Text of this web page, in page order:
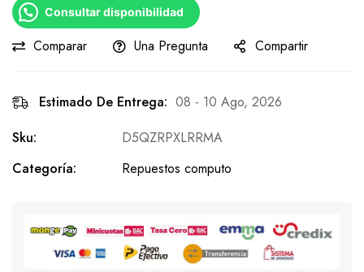
Consultar disponibilidad
Comparar Una Pregunta Compartir
Estimado De Entrega: 08 - 10 Ago, 2026
Sku:
D5QZRPXLRRMA
Categoría:
Repuestos computo